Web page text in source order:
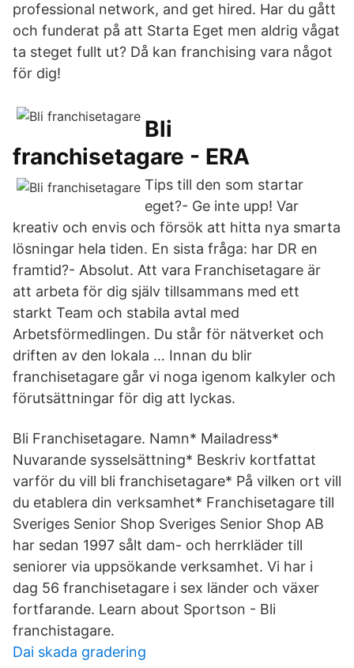
professional network, and get hired. Har du gått
och funderat på att Starta Eget men aldrig vågat
ta steget fullt ut? Då kan franchising vara något
för dig!
Bli
franchisetagare - ERA
Tips till den som startar
eget?- Ge inte upp! Var
kreativ och envis och försök att hitta nya smarta
lösningar hela tiden. En sista fråga: har DR en
framtid?- Absolut. Att vara Franchisetagare är
att arbeta för dig själv tillsammans med ett
starkt Team och stabila avtal med
Arbetsförmedlingen. Du står för nätverket och
driften av den lokala … Innan du blir
franchisetagare går vi noga igenom kalkyler och
förutsättningar för dig att lyckas.
Bli Franchisetagare. Namn* Mailadress*
Nuvarande sysselsättning* Beskriv kortfattat
varför du vill bli franchisetagare* På vilken ort vill
du etablera din verksamhet* Franchisetagare till
Sveriges Senior Shop Sveriges Senior Shop AB
har sedan 1997 sålt dam- och herrkläder till
seniorer via uppsökande verksamhet. Vi har i
dag 56 franchisetagare i sex länder och växer
fortfarande. Learn about Sportson - Bli
franchistagare.
Dai skada gradering